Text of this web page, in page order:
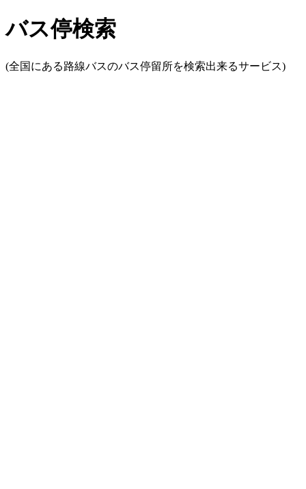
バス停検索
(全国にある路線バスのバス停留所を検索出来るサービス)